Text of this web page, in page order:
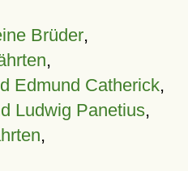
Brüder,
,
Edmund Catherick,
Ludwig Panetius,
,